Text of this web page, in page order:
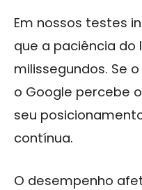
Em nossos testes
que a paciência
milissegundos. Se
o Google percebe
seu
contínua.
O desempenho